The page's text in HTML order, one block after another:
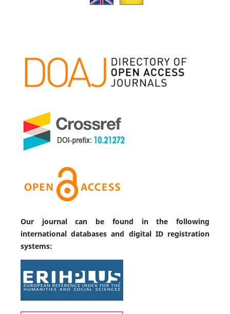
Our journal can be found in the following
international databases and digital ID registration
systems: